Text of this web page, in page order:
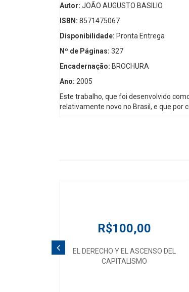
Autor: JOÃO AUGUSTO BASILIO
ISBN: 8571475067
Disponibilidade: Pronta Entrega
Nº de Páginas: 327
Encadernação: BROCHURA
Ano: 2005
Este trabalho, que foi desenvolvido
relativamente novo no Brasil, e que por
R$100,00
EL DERECHO Y EL ASCENSO DEL
CAPITALISMO